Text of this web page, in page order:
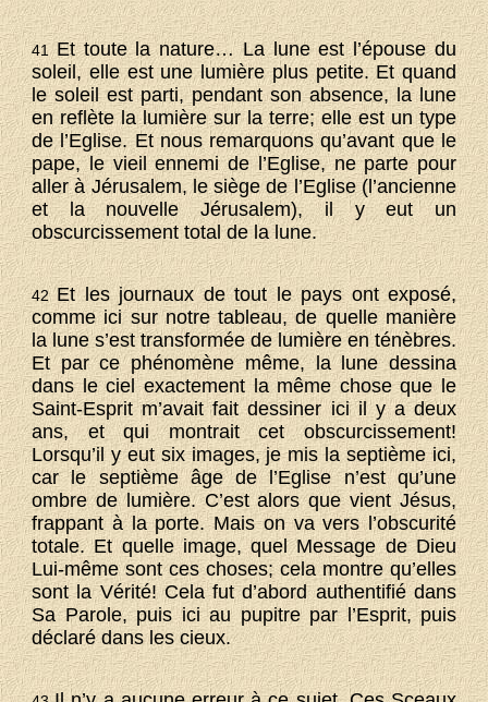
41Et toute la nature… La lune est l’épouse du
soleil, elle est une lumière plus petite. Et quand
le soleil est parti, pendant son absence, la lune
en reflète la lumière sur la terre; elle est un type
de l’Eglise. Et nous remarquons qu’avant que le
pape, le vieil ennemi de l’Eglise, ne parte pour
aller à Jérusalem, le siège de l’Eglise (l’ancienne
et la nouvelle Jérusalem), il y eut un
obscurcissement total de la lune.
42Et les journaux de tout le pays ont exposé,
comme ici sur notre tableau, de quelle manière
la lune s’est transformée de lumière en ténèbres.
Et par ce phénomène même, la lune dessina
dans le ciel exactement la même chose que le
Saint-Esprit m’avait fait dessiner ici il y a deux
ans, et qui montrait cet obscurcissement!
Lorsqu’il y eut six images, je mis la septième ici,
car le septième âge de l’Eglise n’est qu’une
ombre de lumière. C’est alors que vient Jésus,
frappant à la porte. Mais on va vers l’obscurité
totale. Et quelle image, quel Message de Dieu
Lui-même sont ces choses; cela montre qu’elles
sont la Vérité! Cela fut d’abord authentifié dans
Sa Parole, puis ici au pupitre par l’Esprit, puis
déclaré dans les cieux.